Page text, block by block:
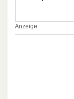
Anzeige